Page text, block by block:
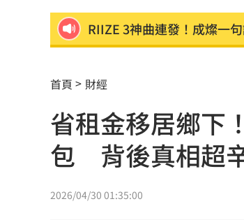
RIIZE 3神曲連發！成燦一
洞洞鞋竟是假透氣！藥師揭
蔣萬安再提疫苗封存30年！
2026全球移居排名 台灣「
革命衛隊要美滿足條件 否
首頁 財經
省租金移居鄉下
包 背後真相超
2026/04/30 01:35:00